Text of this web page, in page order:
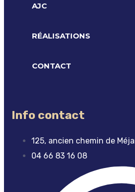
AJC
RÉALISATIONS
CONTACT
Info contact
125, ancien chemin de
04 66 83 16 08